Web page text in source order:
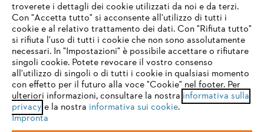
Salopette FUNCTION ERGO
Pantaloni / Chaps
Sie nutzen einen Browser, den wir noch nicht unterstützen. Für
eine optimale Nutzung unserer Seite empfehlen wir Ihnen, zu
einem der folgenden Browser zu wechseln:
firefox chrome
troverete i dettagli dei cookie utilizzati da noi e da terzi.
Con "Accetta tutto" si acconsente all'utilizzo di tutti i
cookie e al relativo trattamento dei dati. Con "Rifiuta tutto"
si rifiuta l'uso di tutti i cookie che non sono assolutamente
necessari. In "Impostazioni" è possibile accettare o rifiutare
singoli cookie. Potete revocare il vostro consenso
all'utilizzo di singoli o di tutti i cookie in qualsiasi momento
con effetto per il futuro alla voce "Cookie" nel footer. Per
ulteriori informazioni, consultare la nostra informativa sulla
privacy e la nostra informativa sui cookie.
Impronta